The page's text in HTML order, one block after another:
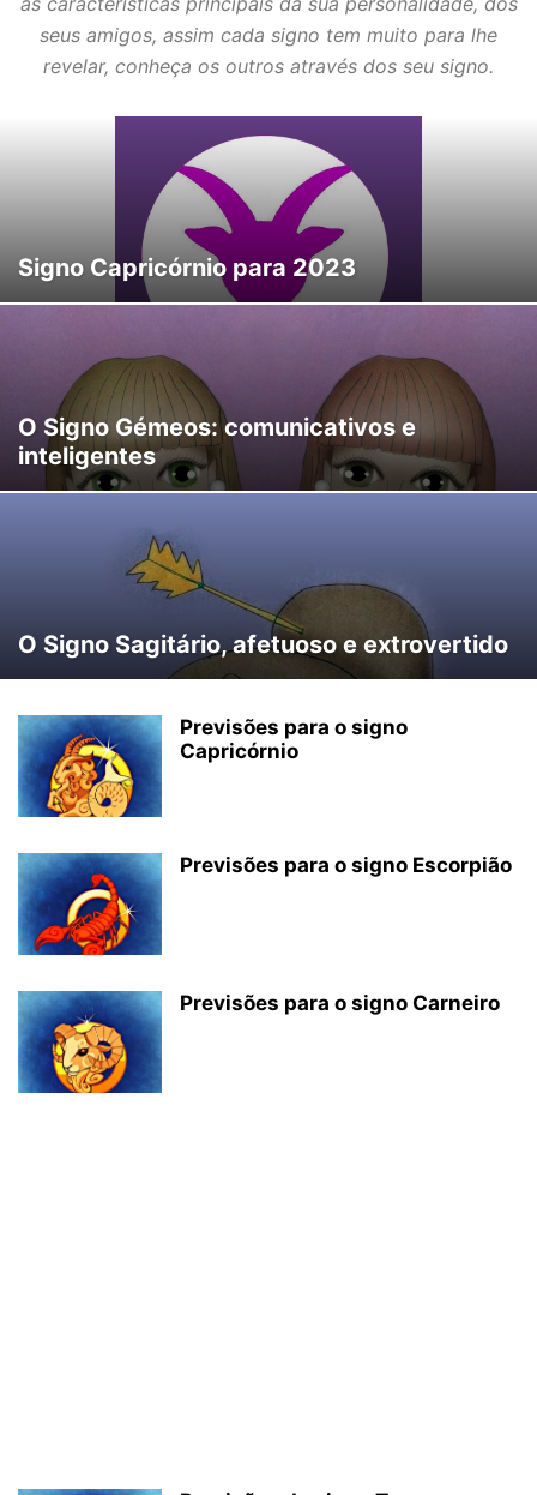
YOGA E MEDITAÇÃO
seus amigos, assim cada signo tem muito para lhe
revelar, conheça os outros através dos seu signo.
Signo Capricórnio para 2023
O Signo Gémeos: comunicativos e
inteligentes
O Signo Sagitário, afetuoso e extrovertido
Previsões para o signo
Capricórnio
Previsões para o signo Escorpião
Previsões para o signo Carneiro